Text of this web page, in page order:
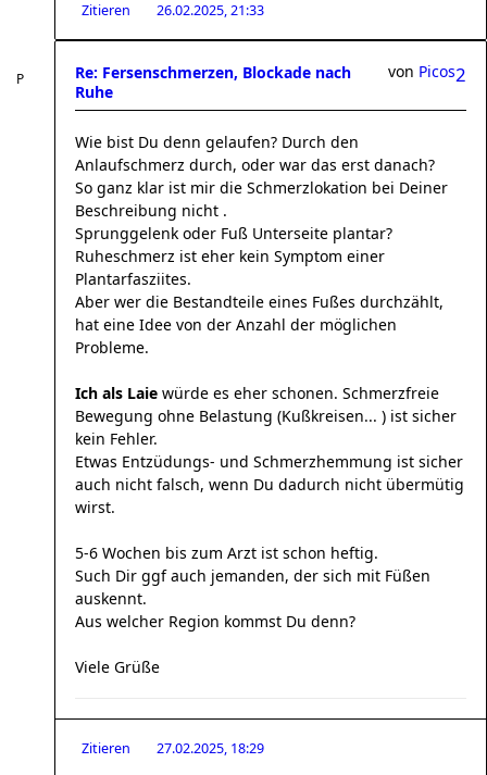
Zitieren 26.02.2025, 21:33
Re: Fersenschmerzen, Blockade nach
Ruhe
2
von Picos
Wie bist Du denn gelaufen? Durch den
Anlaufschmerz durch, oder war das erst danach?
So ganz klar ist mir die Schmerzlokation bei Deiner
Beschreibung nicht .
Sprunggelenk oder Fuß Unterseite plantar?
Ruheschmerz ist eher kein Symptom einer
Plantarfasziites.
Aber wer die Bestandteile eines Fußes durchzählt,
hat eine Idee von der Anzahl der möglichen
Probleme.
Ich als Laie würde es eher schonen. Schmerzfreie
Bewegung ohne Belastung (Kußkreisen... ) ist sicher
kein Fehler.
Etwas Entzüdungs- und Schmerzhemmung ist sicher
auch nicht falsch, wenn Du dadurch nicht übermütig
wirst.
5-6 Wochen bis zum Arzt ist schon heftig.
Such Dir ggf auch jemanden, der sich mit Füßen
auskennt.
Aus welcher Region kommst Du denn?
Viele Grüße
Zitieren 27.02.2025, 18:29